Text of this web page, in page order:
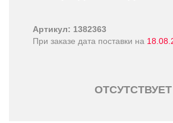
Артикул: 1382363
При заказе дата поставки на
ОТСУТСТВУЕТ